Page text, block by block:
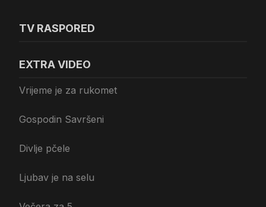
TV RASPORED
EXTRA VIDEO
Vrijeme je za rukomet
Gospodin Savršeni
Divlje pčele
Ljubav je na selu